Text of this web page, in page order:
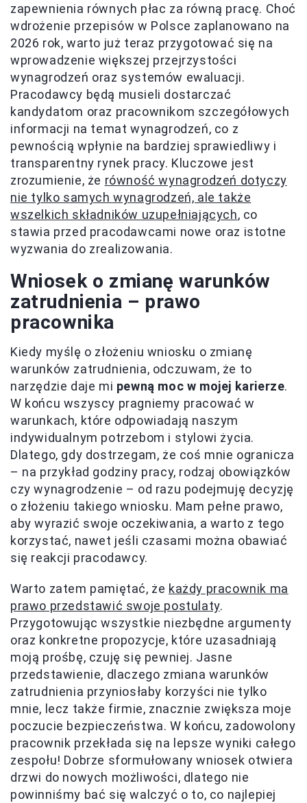
zapewnienia równych płac za równą pracę. Choć
wdrożenie przepisów w Polsce zaplanowano na
2026 rok, warto już teraz przygotować się na
wprowadzenie większej przejrzystości
wynagrodzeń oraz systemów ewaluacji.
Pracodawcy będą musieli dostarczać
kandydatom oraz pracownikom szczegółowych
informacji na temat wynagrodzeń, co z
pewnością wpłynie na bardziej sprawiedliwy i
transparentny rynek pracy. Kluczowe jest
zrozumienie, że równość wynagrodzeń dotyczy
nie tylko samych wynagrodzeń, ale także
wszelkich składników uzupełniających, co
stawia przed pracodawcami nowe oraz istotne
wyzwania do zrealizowania.
Wniosek o zmianę warunków
zatrudnienia – prawo
pracownika
Kiedy myślę o złożeniu wniosku o zmianę
warunków zatrudnienia, odczuwam, że to
narzędzie daje mi pewną moc w mojej karierze.
W końcu wszyscy pragniemy pracować w
warunkach, które odpowiadają naszym
indywidualnym potrzebom i stylowi życia.
Dlatego, gdy dostrzegam, że coś mnie ogranicza
– na przykład godziny pracy, rodzaj obowiązków
czy wynagrodzenie – od razu podejmuję decyzję
o złożeniu takiego wniosku. Mam pełne prawo,
aby wyrazić swoje oczekiwania, a warto z tego
korzystać, nawet jeśli czasami można obawiać
się reakcji pracodawcy.
Warto zatem pamiętać, że każdy pracownik ma
prawo przedstawić swoje postulaty.
Przygotowując wszystkie niezbędne argumenty
oraz konkretne propozycje, które uzasadniają
moją prośbę, czuję się pewniej. Jasne
przedstawienie, dlaczego zmiana warunków
zatrudnienia przyniosłaby korzyści nie tylko
mnie, lecz także firmie, znacznie zwiększa moje
poczucie bezpieczeństwa. W końcu, zadowolony
pracownik przekłada się na lepsze wyniki całego
zespołu! Dobrze sformułowany wniosek otwiera
drzwi do nowych możliwości, dlatego nie
powinniśmy bać się walczyć o to, co najlepiej